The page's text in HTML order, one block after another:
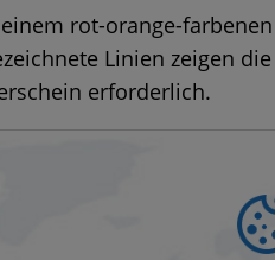
rot-orange-
Linien zeigen
erforderlich.